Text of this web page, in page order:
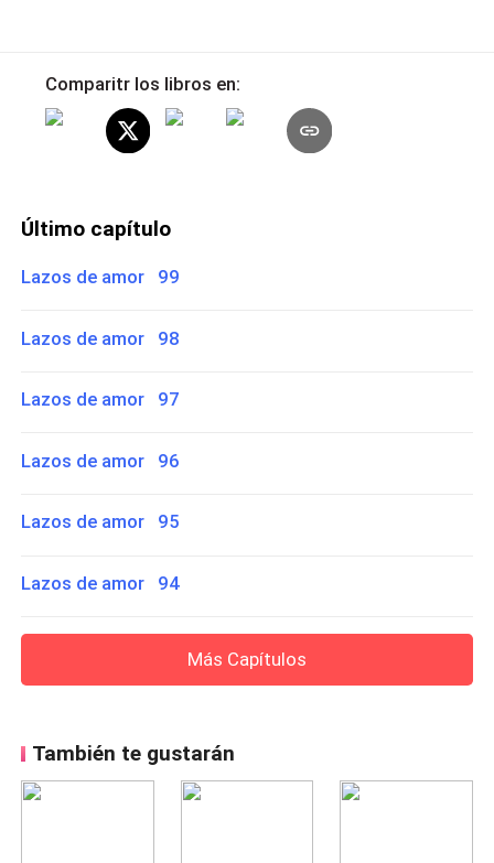
Comparitr los libros en:
Último capítulo
Lazos de amor 99
Lazos de amor 98
Lazos de amor 97
Lazos de amor 96
Lazos de amor 95
Lazos de amor 94
Más Capítulos
También te gustarán